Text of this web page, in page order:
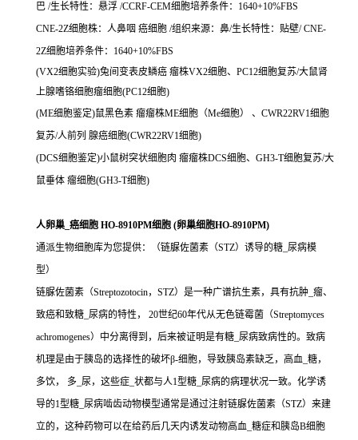
巴 /生长特性：悬浮 /CCRF-CEM细胞培养条件：1640+10%FBS
CNE-2Z细胞株：人鼻咽 癌细胞 /组织来源：鼻/生长特性：贴壁/ CNE-
2Z细胞培养条件：1640+10%FBS
(VX2细胞实验)兔间变表皮鳞癌 瘤株VX2细胞、PC12细胞复苏/大鼠肾
上腺嗜铬细胞瘤细胞(PC12细胞)
(ME细胞鉴定)鼠黑色素 瘤瘤株ME细胞（Me细胞） 、CWR22RV1细胞
复苏/人前列 腺癌细胞(CWR22RV1细胞)
(DCS细胞鉴定)小鼠树突状细胞肉 瘤瘤株DCS细胞、GH3-T细胞复苏/大
鼠垂体 瘤细胞(GH3-T细胞)
人卵巢_癌细胞 HO-8910PM细胞 (卵巢细胞HO-8910PM)
通派生物细胞库为您提供：（链脲佐菌素（STZ）诱导的糖_尿病模
型）
链脲佐菌素（Streptozotocin，STZ）是一种广谱抗生素，具有抗肿_瘤、
致癌和致糖_尿病的特性， 20世纪60年代从无色链霉菌（Streptomyces
achromogenes）中分离得到，后来被证明是有糖_尿病致病性的。致病
机理是由于胰岛的选择性的破坏β-细胞，导致胰岛素缺乏，高血_糖，
多饮， 多_尿，这些症_状都与人1型糖_尿病的病理状况一致。化学诱
导的1型糖_尿病啮齿动物模型通常是通过注射链脲佐菌素（STZ）来建
立的，这种药物可以在给药后几天内诱发动物高血_糖症和胰岛B细胞